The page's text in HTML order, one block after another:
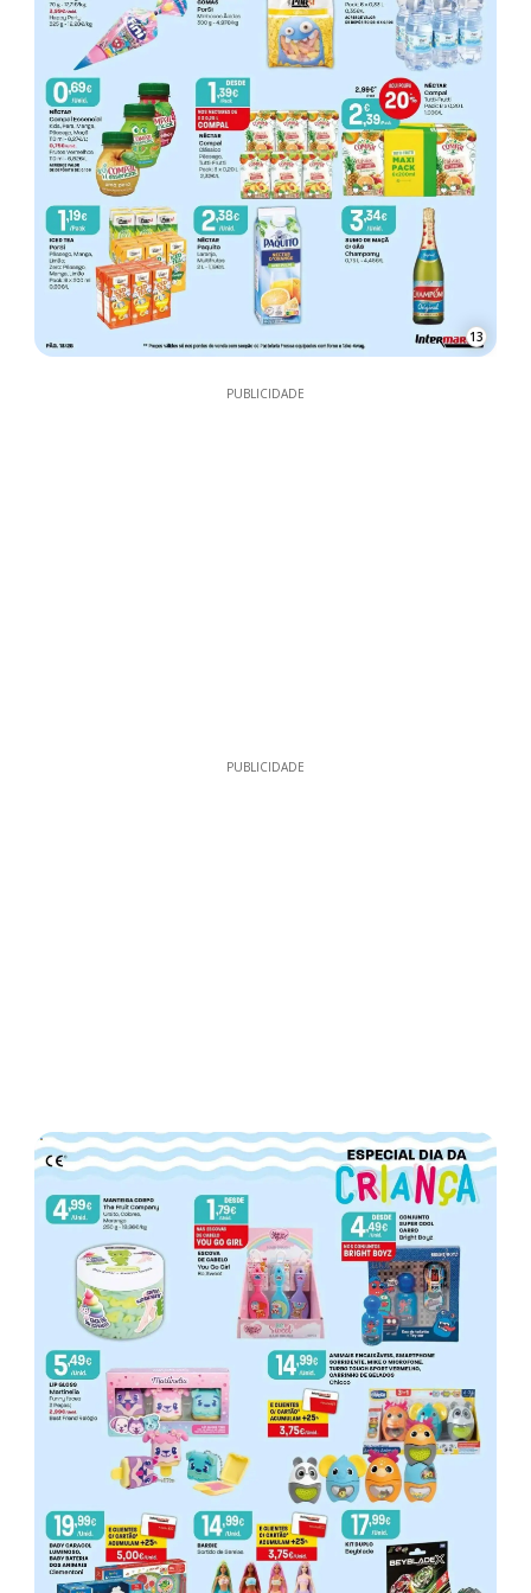
13
PUBLICIDADE
PUBLICIDADE